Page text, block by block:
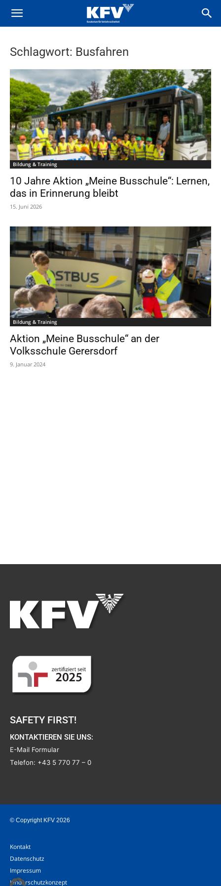
Schlagwort: Busfahren
Bildung & Training
10 Jahre Aktion „Meine Busschule“: Lernen,
das in Erinnerung bleibt
15. Juni 2026
Bildung & Training
Aktion „Meine Busschule“ an der
Volksschule Gerersdorf
9. Januar 2024
SAFETY FIRST!
KONTAKTIEREN SIE UNS:
E-Mail Formular
Telefon: +43 5 770 77 – 0
© Copyright KFV 2026
Kontakt
Datenschutz
Impressum
Kinderschutzkonzept